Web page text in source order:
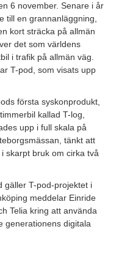
6 november. Senare i år
till en grannanläggning,
kort sträcka på allmän
det som världens
i trafik på allmän väg.
T-pod, som visats upp
första syskonprodukt,
kallad T-log,
upp i full skala på
tänkt att
i skarpt bruk om cirka två
gäller T-pod-projektet i
meddelar Einride
Telia kring att använda
generationens digitala